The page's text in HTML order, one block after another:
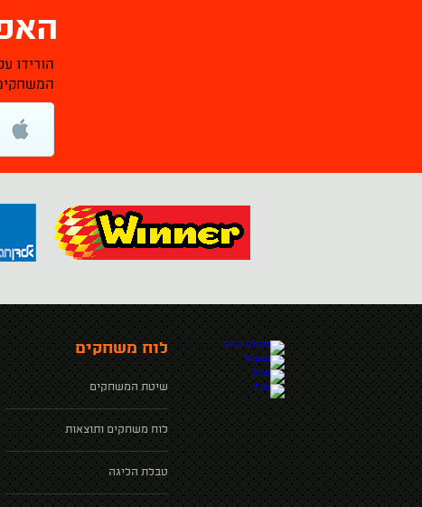
הורידו
לוח משחקים
שיטת המשחקים
לוח משחקים ותוצאות
טבלת הליגה